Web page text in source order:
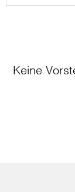
Keine